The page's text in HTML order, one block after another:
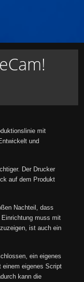
mit
und
Der Drucker
auf dem Produkt
Nachteil, dass
muss mit
ist auch ein
ein eigenes
eigenes Script
kann die